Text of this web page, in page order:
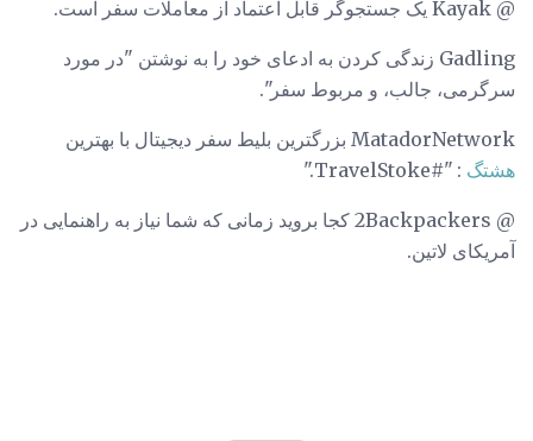
@ Kayak یک جستجوگر قابل اعتماد از معاملات سفر است.
Gadling زندگی کردن به ادعای خود را به نوشتن "در مورد
سرگرمی، جالب، و مربوط سفر".
MatadorNetwork بزرگترین بلیط سفر دیجیتال با بهترین
هشتگ : "#TravelStoke."
@ 2Backpackers کجا بروید زمانی که شما نیاز به راهنمایی در
آمریکای لاتین.